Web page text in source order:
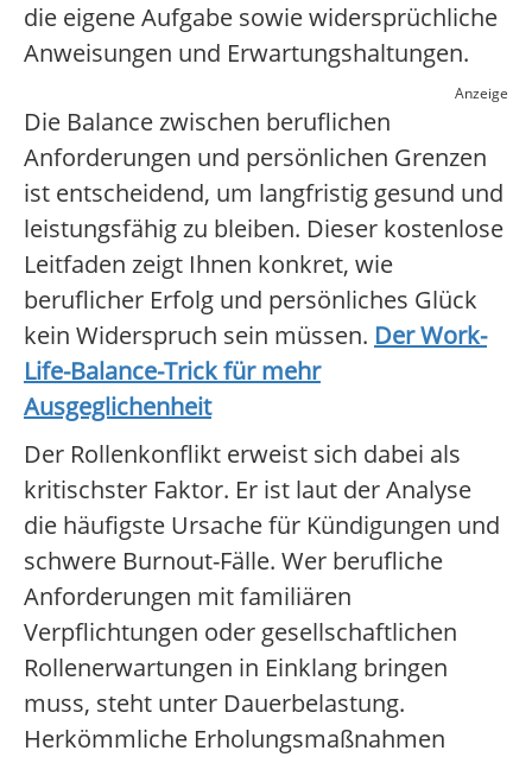
die eigene Aufgabe sowie widersprüchliche
Anweisungen und Erwartungshaltungen.
Anzeige
Die Balance zwischen beruflichen
Anforderungen und persönlichen Grenzen
ist entscheidend, um langfristig gesund und
leistungsfähig zu bleiben. Dieser kostenlose
Leitfaden zeigt Ihnen konkret, wie
beruflicher Erfolg und persönliches Glück
kein Widerspruch sein müssen. Der Work-
Life-Balance-Trick für mehr
Ausgeglichenheit
Der Rollenkonflikt erweist sich dabei als
kritischster Faktor. Er ist laut der Analyse
die häufigste Ursache für Kündigungen und
schwere Burnout-Fälle. Wer berufliche
Anforderungen mit familiären
Verpflichtungen oder gesellschaftlichen
Rollenerwartungen in Einklang bringen
muss, steht unter Dauerbelastung.
Herkömmliche Erholungsmaßnahmen